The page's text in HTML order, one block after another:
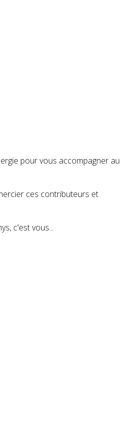
pour vous accompagner au
ces contributeurs et
c'est vous...